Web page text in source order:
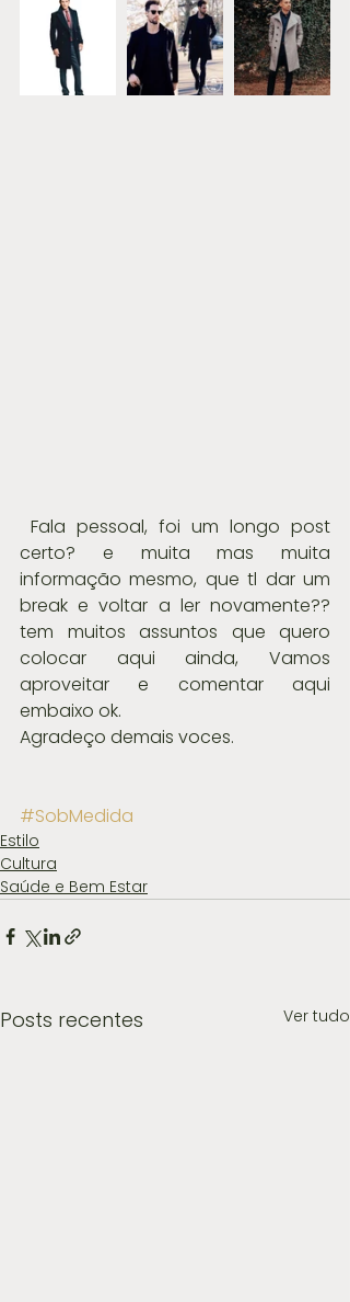
certo? e muita mas muita
informação mesmo, que tl dar um
break e voltar a ler novamente??
tem muitos assuntos que quero
colocar aqui ainda, Vamos
aproveitar e comentar aqui
embaixo ok.
Agradeço demais voces.
#SobMedida
Estilo
Cultura
Saúde e Bem Estar
Posts recentes Ver tudo